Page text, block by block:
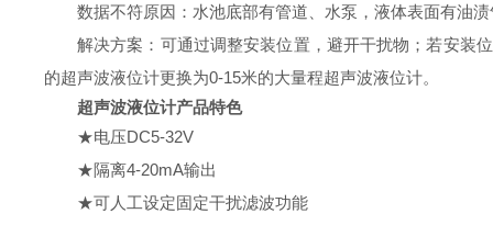
数据不符原因：水池底部有管道、水泵，液体表面有油渍
解决方案：可通过调整安装位置，避开干扰物；若安装
的超声波液位计更换为0-15米的大量程超声波液位计。
超声波液位计产品特色
★电压DC5-32V
★隔离4-20mA输出
★可人工设定固定干扰滤波功能